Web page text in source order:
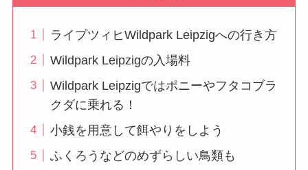
ライプツィヒWildpark Leipzigへの行き方
Wildpark Leipzigの入場料
Wildpark Leipzigではポニーやフタコブラ
クダに乗れる！
小銭を用意して餌やりをしよう
ふくろうなどのめずらしい鳥類も